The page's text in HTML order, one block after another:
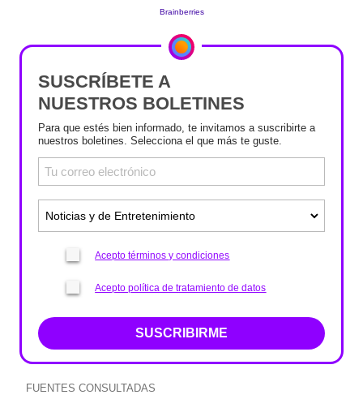
SUSCRÍBETE A
NUESTROS BOLETINES
Para que estés bien informado, te invitamos a suscribirte a
nuestros boletines. Selecciona el que más te guste.
Acepto términos y condiciones
Acepto política de tratamiento de datos
SUSCRIBIRME
FUENTES CONSULTADAS